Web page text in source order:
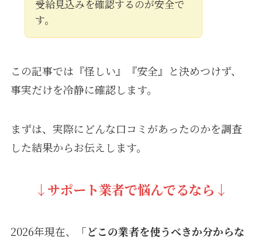
受給見込みを確認するのが安全で
す。
この記事では『怪しい』『安全』と決めつけず、
事実だけを冷静に確認します。
まずは、実際にどんな口コミがあったのかを調査
した結果からお伝えします。
↓サポート業者で悩んでるなら↓
2026年現在、
「どこの業者を使うべきか分からな